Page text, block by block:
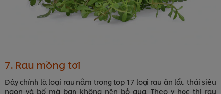
7. Rau mồng tơi
Đây chính là loại rau nằm trong top 17 loại rau ăn lẩu thái siêu
ngon và bổ mà bạn không nên bỏ qua. Theo y học thì rau